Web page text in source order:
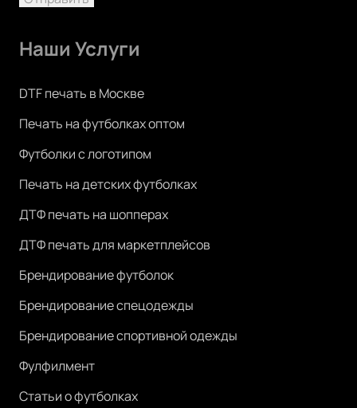
Наши Услуги
DTF печать в Москве
Печать на футболках оптом
Футболки с логотипом
Печать на детских футболках
ДТФ печать на шопперах
ДТФ печать для маркетплейсов
Брендирование футболок
Брендирование спецодежды
Брендирование спортивной одежды
Фулфилмент
Статьи о футболках